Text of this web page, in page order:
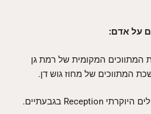
על אדם:
המתווכים המקומית של רמת גן
המתווכים של מחוז גוש דן.